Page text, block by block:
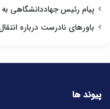
پیام رئیس جهاددانشگاهی به
باورهای نادرست درباره
پیوند ها